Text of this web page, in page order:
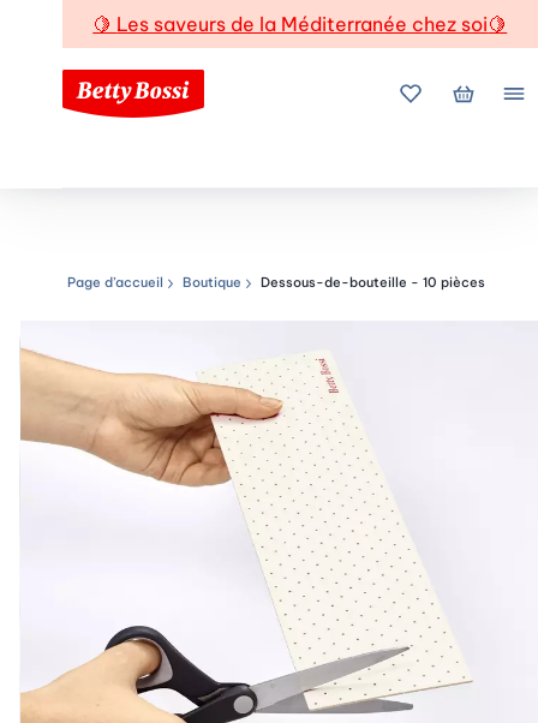
🍋 Les saveurs de la Méditerranée chez soi🍋
Mes favoris
Mon
Chemin de navigation
Page d’accueil Boutique Dessous-de-bouteille - 10 pièces